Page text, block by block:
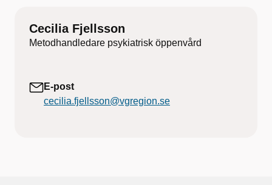
Cecilia Fjellsson
Metodhandledare psykiatrisk öppenvård
E-post
cecilia.fjellsson@vgregion.se